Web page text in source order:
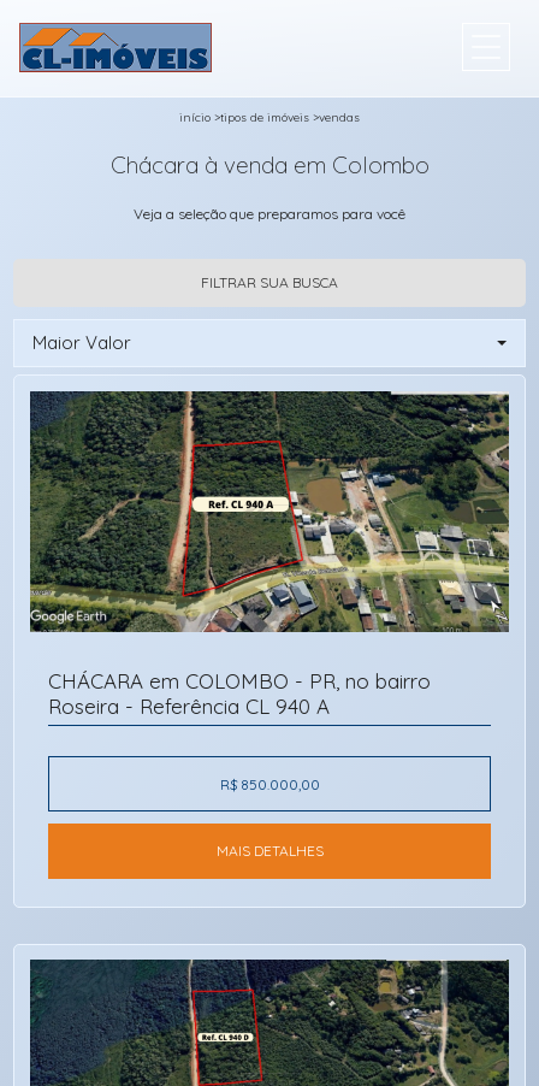
início >tipos de imóveis >vendas
Chácara à venda em Colombo
Veja a seleção que preparamos para você
FILTRAR SUA BUSCA
Maior Valor
CHÁCARA em COLOMBO - PR, no bairro
Roseira - Referência CL 940 A
R$ 850.000,00
MAIS DETALHES